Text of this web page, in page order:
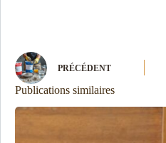
PRÉCÉDENT
Publications similaires